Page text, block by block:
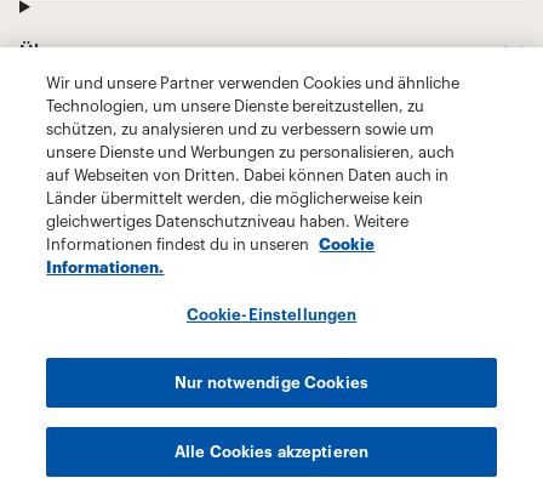
Wir und unsere Partner verwenden Cookies und ähnliche
Technologien, um unsere Dienste bereitzustellen, zu
schützen, zu analysieren und zu verbessern sowie um
unsere Dienste und Werbungen zu personalisieren, auch
auf Webseiten von Dritten. Dabei können Daten auch in
Länder übermittelt werden, die möglicherweise kein
gleichwertiges Datenschutzniveau haben. Weitere
Informationen findest du in unseren
Cookie
Informationen.
Cookie-Einstellungen
Nur notwendige Cookies
Alle Cookies akzeptieren